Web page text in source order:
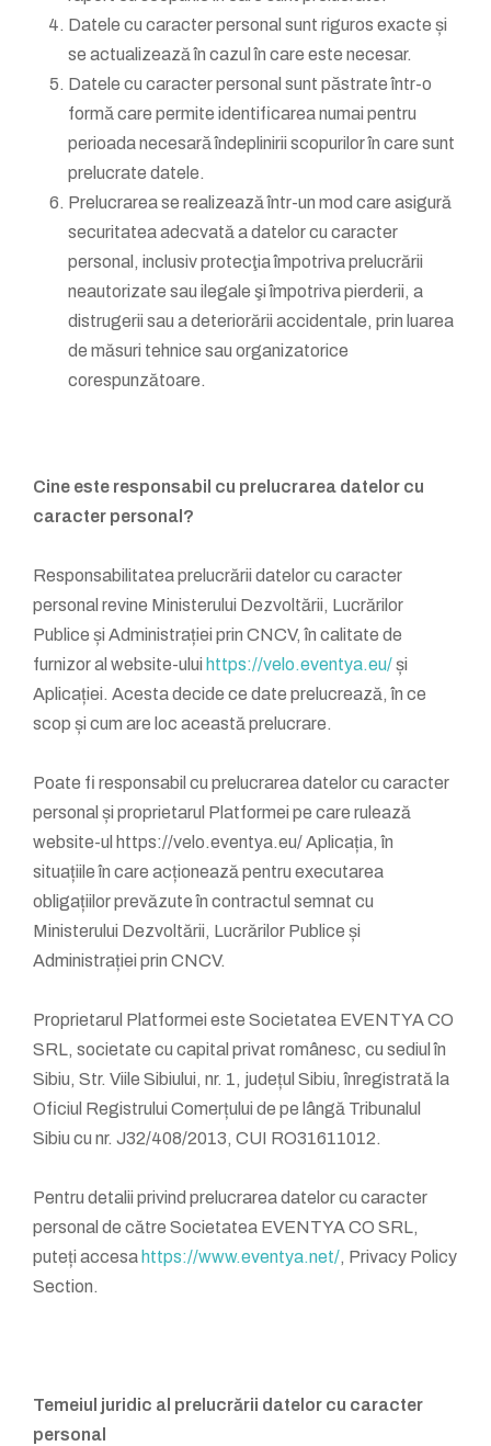
Datele cu caracter personal sunt riguros exacte și
se actualizează în cazul în care este necesar.
Datele cu caracter personal sunt păstrate într-o
formă care permite identificarea numai pentru
perioada necesară îndeplinirii scopurilor în care sunt
prelucrate datele.
Prelucrarea se realizează într-un mod care asigură
securitatea adecvată a datelor cu caracter
personal, inclusiv protecţia împotriva prelucrării
neautorizate sau ilegale şi împotriva pierderii, a
distrugerii sau a deteriorării accidentale, prin luarea
de măsuri tehnice sau organizatorice
corespunzătoare.
Cine este responsabil cu prelucrarea datelor cu
caracter personal?
Responsabilitatea prelucrării datelor cu caracter
personal revine Ministerului Dezvoltării, Lucrărilor
Publice și Administrației prin CNCV, în calitate de
furnizor al website-ului https://velo.eventya.eu/și
Aplicației. Acesta decide ce date prelucrează, în ce
scop și cum are loc această prelucrare.
Poate fi responsabil cu prelucrarea datelor cu caracter
personal și proprietarul Platformei pe care rulează
website-ul https://velo.eventya.eu/ Aplicația, în
situațiile în care acționează pentru executarea
obligațiilor prevăzute în contractul semnat cu
Ministerului Dezvoltării, Lucrărilor Publice și
Administrației prin CNCV.
Proprietarul Platformei este Societatea EVENTYA CO
SRL, societate cu capital privat românesc, cu sediul în
Sibiu, Str. Viile Sibiului, nr. 1, județul Sibiu, înregistrată la
Oficiul Registrului Comerțului de pe lângă Tribunalul
Sibiu cu nr. J32/408/2013, CUI RO31611012.
Pentru detalii privind prelucrarea datelor cu caracter
personal de către Societatea EVENTYA CO SRL,
puteți accesa https://www.eventya.net/, Privacy Policy
Section.
Temeiul juridic al prelucrării datelor cu caracter
personal